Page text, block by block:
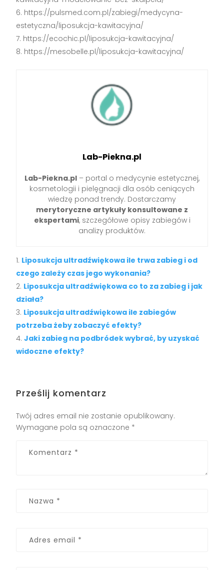
https://pulsmed.com.pl/zabiegi/medycyna-
estetyczna/liposukcja-kawitacyjna/
https://ecochic.pl/liposukcja-kawitacyjna/
https://mesobelle.pl/liposukcja-kawitacyjna/
Lab-Piekna.pl
Lab-Piekna.pl – portal o medycynie estetycznej,
kosmetologii i pielęgnacji dla osób ceniących
wiedzę ponad trendy. Dostarczamy
merytoryczne artykuły konsultowane z
ekspertami, szczegółowe opisy zabiegów i
analizy produktów.
Liposukcja ultradźwiękowa ile trwa zabieg i od
czego zależy czas jego wykonania?
Liposukcja ultradźwiękowa co to za zabieg i jak
działa?
Liposukcja ultradźwiękowa ile zabiegów
potrzeba żeby zobaczyć efekty?
Jaki zabieg na podbródek wybrać, by uzyskać
widoczne efekty?
Prześlij komentarz
Twój adres email nie zostanie opublikowany.
Wymagane pola są oznaczone *